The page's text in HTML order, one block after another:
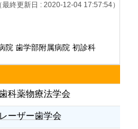
（最終更新日 : 2020-12-04 17:57:54）
院 歯学部附属病院 初診科
科薬物療法学会
ーザー歯学会